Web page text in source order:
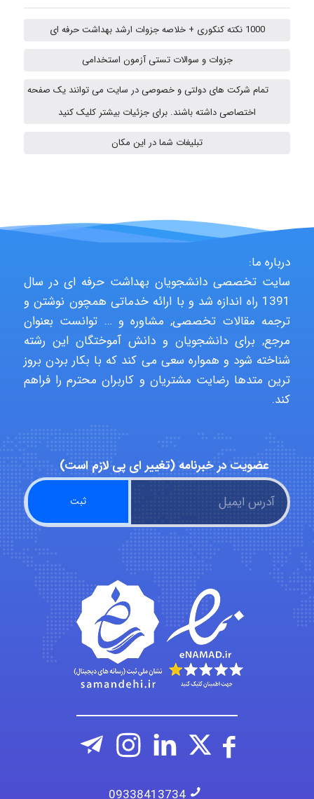
fahimeh sheibani
Niloofar
USER124
malekf
abolfazlkoshehe
A.balandeh
fatima
Jafar Tym
1000 نکته کنکوری + خلاصه جزوات ارشد بهداشت حرفه ای
جزوات و سوالات تستی آزمون استخدامی
تمام شرکت های دولتی و خصوصی در سایت می توانند یک صفحه
اختصاصی داشته باشند. برای جزئیات بیشتر کلیک کنید
تبلیغات شما در این مکان
درباره ما:
سایت تخصصی دانشجویان بهداشت حرفه ای در سال
1391 راه اندازه شد و با ارائه خدماتی همچون نوشتن و
ترجمه مقالات تخصصی, مشاوره و … توانست بعنوان
مرجع, برای دانشجویان و دانش آموختگان این رشته
شناخته شود و همواره سعی می کند که با بکار بردن بروز
ترین متدها رضایت مشتریان و کاربران محترم را فراهم
کند.
عضویت در خبرنامه (تغییر ای پی لازم است)